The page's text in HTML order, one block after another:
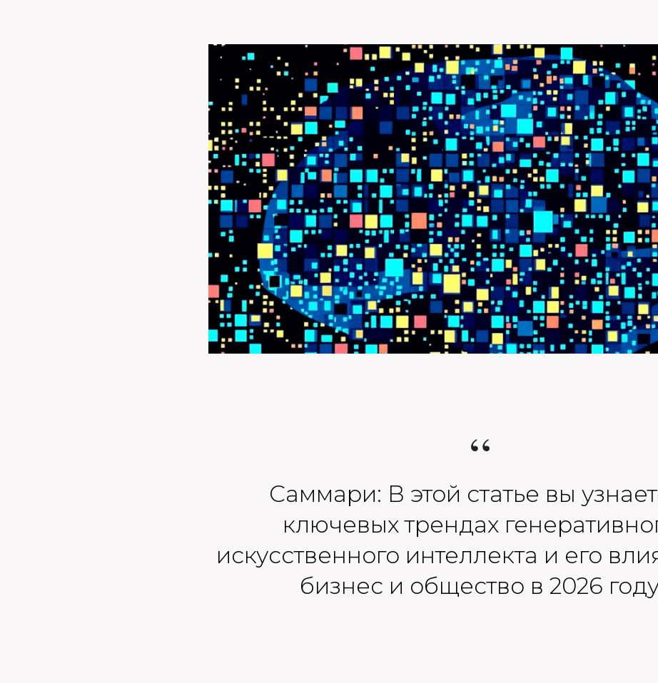
“
Саммари: В этой статье вы
ключевых трендах
искусственного интеллекта и его
бизнес и общество в 2026